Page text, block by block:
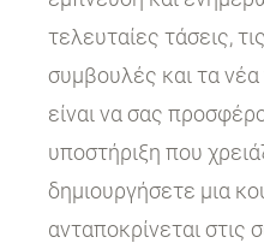
τελευταίες τάσεις,
συμβουλές και τα
είναι να σας
υποστήριξη που
δημιουργήσετε μια
ανταποκρίνεται στις